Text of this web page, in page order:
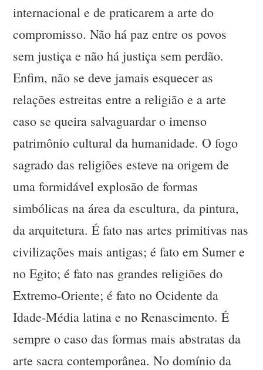
internacional e de praticarem a arte do
compromisso. Não há paz entre os povos
sem justiça e não há justiça sem perdão.
Enfim, não se deve jamais esquecer as
relações estreitas entre a religião e a arte
caso se queira salvaguardar o imenso
patrimônio cultural da humanidade. O fogo
sagrado das religiões esteve na origem de
uma formidável explosão de formas
simbólicas na área da escultura, da pintura,
da arquitetura. É fato nas artes primitivas nas
civilizações mais antigas; é fato em Sumer e
no Egito; é fato nas grandes religiões do
Extremo-Oriente; é fato no Ocidente da
Idade-Média latina e no Renascimento. É
sempre o caso das formas mais abstratas da
arte sacra contemporânea. No domínio da